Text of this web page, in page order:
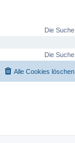
Die
Die
Alle Cookies löschen